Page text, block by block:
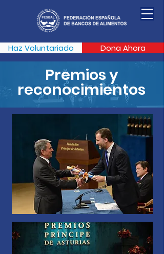
Haz Voluntariado Dona Ahora
Premios y
reconocimientos